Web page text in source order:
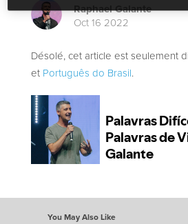
Raphael Galante
Oct 16 2022
Désolé, cet article est seulement
et Português do Brasil.
You May Also Like